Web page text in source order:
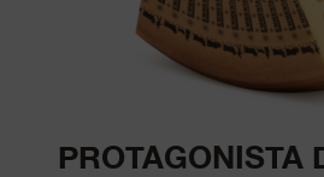
PROTAGONISTA